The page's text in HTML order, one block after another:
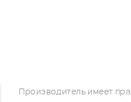
Производитель имеет